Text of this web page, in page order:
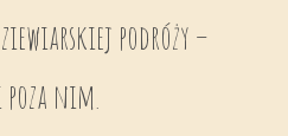
podróży –
nim.